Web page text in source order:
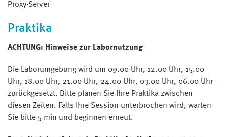
in einer vollständig isolierten Umgebung durchgeführt
Netzwerkverkehr live mitzuschneiden um die Erkennung
von Anomalien zu trainieren. Zukünftig sollen Übungen
dazu kommen.
Das Labor steht sowohl den Präsenzstudenten der
Hochschule Wismar sowie den Fernstudenten der
WINGS zur Verfügung und wird vorrangig in den
Proxy-Server
Praktika
ACHTUNG: Hinweise zur Labornutzung
Die Laborumgebung wird um 09.00 Uhr, 12.00 Uhr, 15.00
Uhr, 18.00 Uhr, 21.00 Uhr, 24.00 Uhr, 03.00 Uhr, 06.00 Uhr
zurückgesetzt. Bitte planen Sie Ihre Praktika zwischen
diesen Zeiten. Falls Ihre Session unterbrochen wird, warten
Sie bitte 5 min und beginnen erneut.